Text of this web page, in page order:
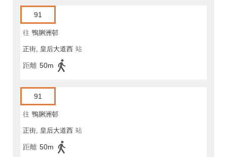
91
往 鴨脷洲邨
正街, 皇后大道西 站
距離 50m
91
往 鴨脷洲邨
正街, 皇后大道西 站
距離 50m